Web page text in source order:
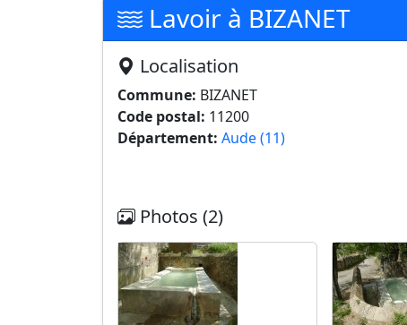
Lavoir à BIZANET
Localisation
Commune: BIZANET
Code postal: 11200
Département: Aude (11)
Photos (2)